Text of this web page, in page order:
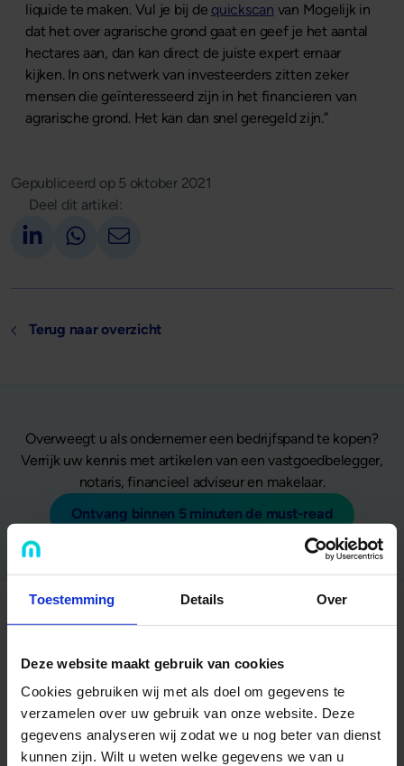
Toestemming Details Over
Deze website maakt gebruik van cookies
Cookies gebruiken wij met als doel om gegevens te
verzamelen over uw gebruik van onze website. Deze
gegevens analyseren wij zodat we u nog beter van dienst
kunnen zijn. Wilt u weten welke gegevens we van u
liquide te maken. Vul je bij de quickscan van Mogelijk in
dat het over agrarische grond gaat en geef je het aantal
hectares aan, dan kan direct de juiste expert ernaar
kijken. In ons netwerk van investeerders zitten zeker
mensen die geïnteresseerd zijn in het financieren van
agrarische grond. Het kan dan snel geregeld zijn.”
Gepubliceerd op 5 oktober 2021
Deel dit artikel:
Deel op LinkedIn
Deel via Whatsapp
Deel via email
Terug naar overzicht
Overweegt u als ondernemer een bedrijfspand te kopen?
Verrijk uw kennis met artikelen van een vastgoedbelegger,
notaris, financieel adviseur en makelaar.
Ontvang binnen 5 minuten de must-read